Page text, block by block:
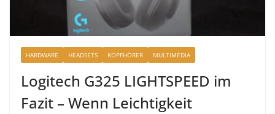
HARDWARE HEADSETS KOPFHÖRER MULTIMEDIA
Logitech G325 LIGHTSPEED im
Fazit – Wenn Leichtigkeit